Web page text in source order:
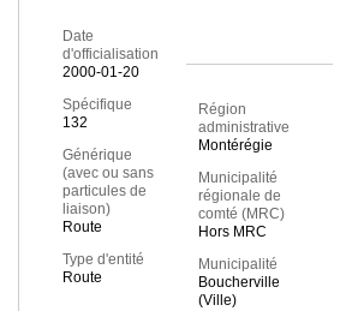
Date
d'officialisation
2000-01-20
Spécifique
132
Générique
(avec ou sans
particules de
liaison)
Route
Type d'entité
Route
Région
administrative
Montérégie
Municipalité
régionale de
comté (MRC)
Hors MRC
Municipalité
Boucherville
(Ville)